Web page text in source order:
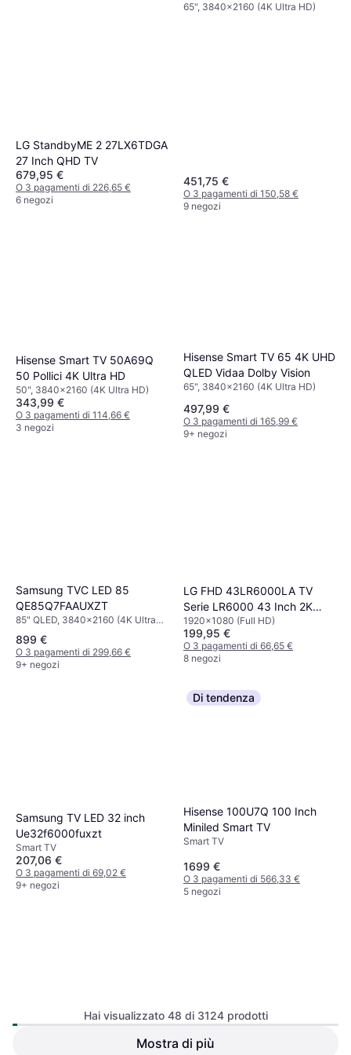
LG StandbyME 2 27LX6TDGA
27 Inch QHD TV
679,95 €
O 3 pagamenti di 226,65 €
6 negozi
65", 3840x2160 (4K Ultra HD)
451,75 €
O 3 pagamenti di 150,58 €
9 negozi
Hisense Smart TV 50A69Q
50 Pollici 4K Ultra HD
50", 3840x2160 (4K Ultra HD)
343,99 €
O 3 pagamenti di 114,66 €
3 negozi
Hisense Smart TV 65 4K UHD
QLED Vidaa Dolby Vision
65", 3840x2160 (4K Ultra HD)
497,99 €
O 3 pagamenti di 165,99 €
9+ negozi
Samsung TVC LED 85
QE85Q7FAAUXZT
85" QLED, 3840x2160 (4K Ultra
899 €
O 3 pagamenti di 299,66 €
9+ negozi
LG FHD 43LR6000LA TV
Serie LR6000 43 Inch 2K
HDR10
1920x1080 (Full HD)
199,95 €
O 3 pagamenti di 66,65 €
8 negozi
Samsung TV LED 32 inch
Ue32f6000fuxzt
Smart TV
207,06 €
O 3 pagamenti di 69,02 €
9+ negozi
Di tendenza
Hisense 100U7Q 100 Inch
Miniled Smart TV
Smart TV
1699 €
O 3 pagamenti di 566,33 €
5 negozi
Hisense 50E77Q Smart TV
Hai visualizzato 48 di 3124 prodotti
Mostra di più